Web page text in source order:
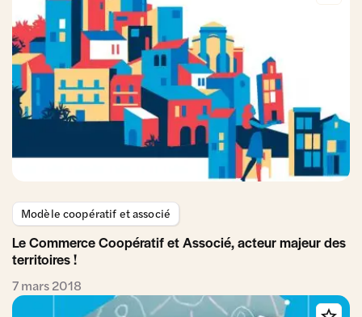
Modèle coopératif et associé
Le Commerce Coopératif et Associé, acteur majeur des
territoires !
7 mars 2018